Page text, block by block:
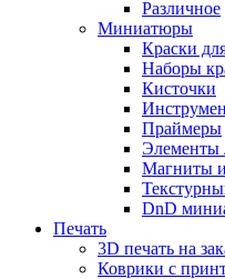
Различное
Миниатюры
Краски
Наборы
Кисточки
Праймеры
Элементы
Магниты
DnD
Печать
3D печать на
Коврики с